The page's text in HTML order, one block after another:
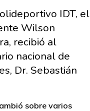
IDT, el
Wilson
recibió al
nacional de
Dr. Sebastián
sobre varios